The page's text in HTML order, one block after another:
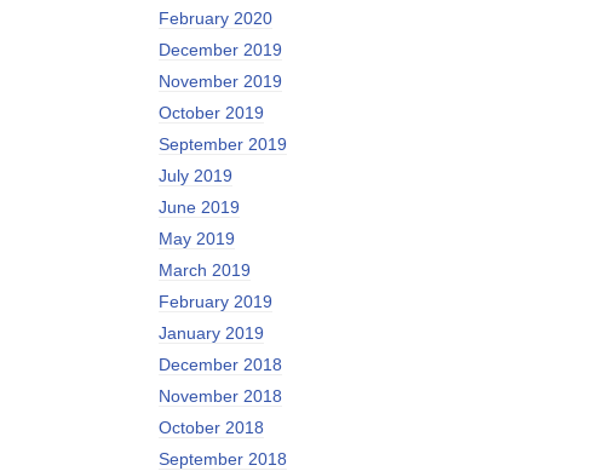
February 2020
December 2019
November 2019
October 2019
September 2019
July 2019
June 2019
May 2019
March 2019
February 2019
January 2019
December 2018
November 2018
October 2018
September 2018